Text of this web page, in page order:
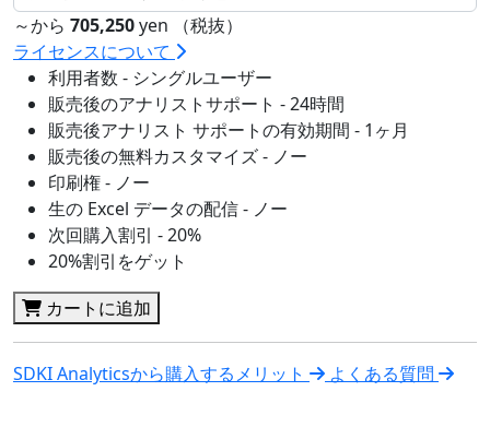
～から 705,250yen （税抜）
ライセンスについて
利用者数 - シングルユーザー
販売後のアナリストサポート - 24時間
販売後アナリスト サポートの有効期間 - 1ヶ月
販売後の無料カスタマイズ - ノー
印刷権 - ノー
生の Excel データの配信 - ノー
次回購入割引 - 20%
20%割引をゲット
カートに追加
SDKI Analyticsから購入するメリット よくある質問